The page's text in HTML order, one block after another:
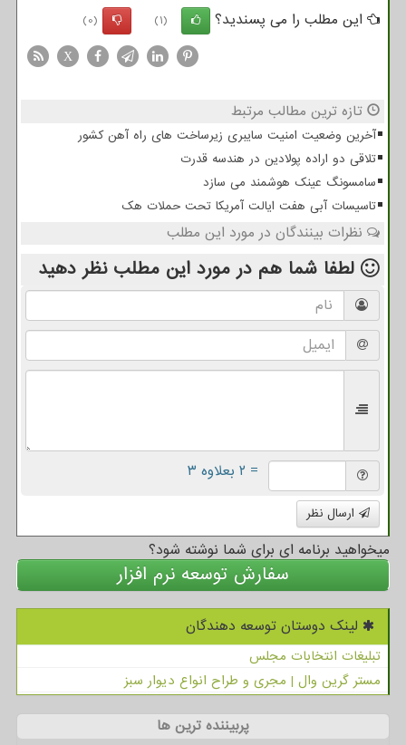
این مطلب را می پسندید؟
(1)
(0)
X
تازه ترین مطالب مرتبط
آخرین وضعیت امنیت سایبری زیرساخت های راه آهن کشور
تلاقی دو اراده پولادین در هندسه قدرت
سامسونگ عینک هوشمند می سازد
تاسیسات آبی هفت ایالت آمریکا تحت حملات هک
نظرات بینندگان در مورد این مطلب
لطفا شما هم در مورد این مطلب نظر دهید
= ۲ بعلاوه ۳
ارسال نظر
میخواهید برنامه ای برای شما نوشته شود؟
سفارش توسعه نرم افزار
لینک دوستان توسعه دهندگان
تبلیغات انتخابات مجلس
مستر گرین وال | مجری و طراح انواع دیوار سبز
پربیننده ترین ها